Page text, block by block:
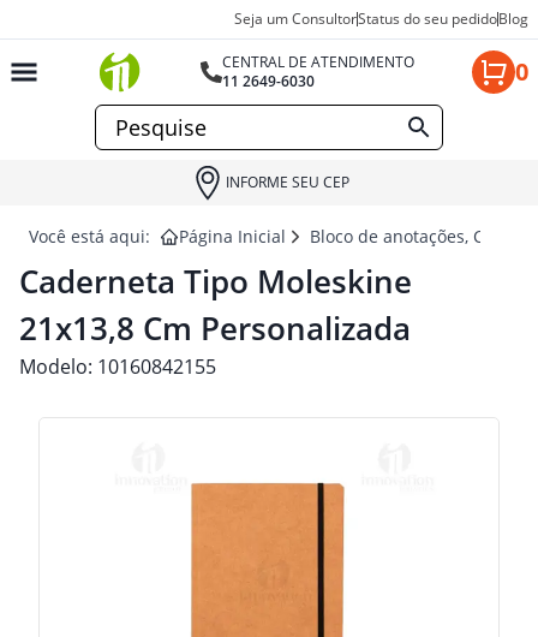
Seja um ConsultorStatus do seu pedidoBlog
CENTRAL DE ATENDIMENTO
11 2649-6030
0
INFORME SEU CEP
Você está aqui: Página Inicial Bloco de anotações,
Caderneta Tipo Moleskine
21x13,8 Cm Personalizada
Modelo: 10160842155